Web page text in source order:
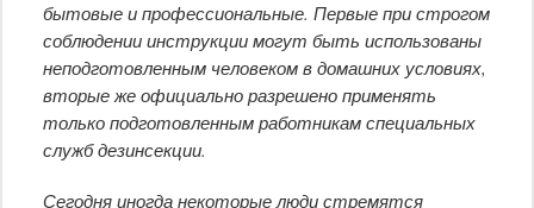
бытовые и профессиональные. Первые при строгом
соблюдении инструкции могут быть использованы
неподготовленным человеком в домашних условиях,
вторые же официально разрешено применять
только подготовленным работникам специальных
служб дезинсекции.
Сегодня иногда некоторые люди стремятся